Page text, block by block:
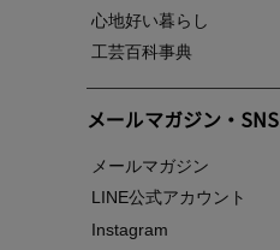
心地好い暮らし
工芸百科事典
メールマガジン・SNS
メールマガジン
LINE公式アカウント
Instagram